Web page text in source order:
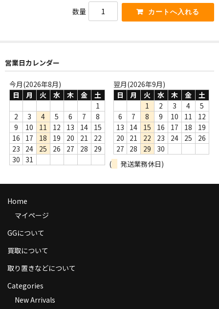
コンディション
Privacy Policy
特定商取引法に基づく表示
Contact
数量
営業日カレンダー
今月(2026年8月)
日
月 火 水 木 金
土
1
2
3 4 5 6 7
8
9
10 11 12 13 14
15
16
17 18 19 20 21
22
23
24 25 26 27 28
29
30
31
翌月(2026年9月)
日
月 火 水 木 金
土
1
2 3 4
5
6
7 8 9 10 11
12
13
14 15 16 17 18
19
20
21 22 23 24 25
26
27
28 29
30
(
発送業務休日)
Home
マイページ
GGについて
買取について
取り置きなどについて
Categories
New Arrivals